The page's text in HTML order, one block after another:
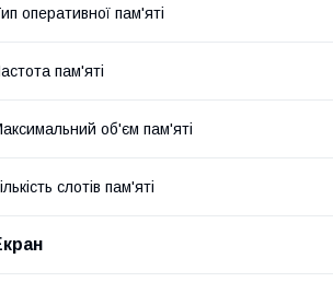
оперативної пам'яті
пам'яті
об'єм пам'яті
слотів пам'яті